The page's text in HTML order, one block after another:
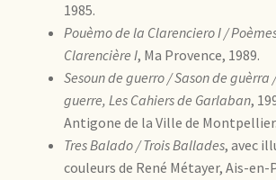
1985.
Pouèmo de la Clarenciero I /
Clarencière I, Ma Provence, 1989.
Sesoun de guerro / Sason de guèrra
guerre, Les Cahiers de Garlaban,
Antigone de la Ville de Montpellier.
Tres Balado / Trois Ballades, avec
couleurs de René Métayer, Ais-en-